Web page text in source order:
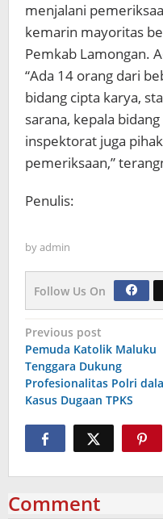
menjalani
kemarin mayoritas
Pemkab Lamongan.
“Ada 14 orang dari
bidang cipta karya,
sarana, kepala
inspektorat juga
pemeriksaan,”
Penulis:
byadmin
Follow Us On
Navigasi
pos
Previous post
Pemuda Katolik Maluku
Tenggara Dukung
Profesionalitas Polri
Kasus Dugaan TPKS
Comment